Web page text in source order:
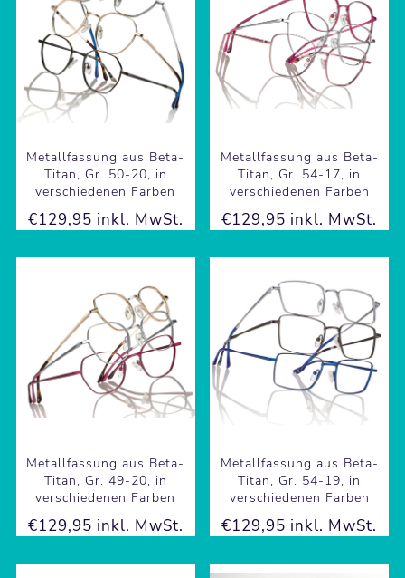
Metallfassung aus Beta-
Titan, Gr. 50-20, in
verschiedenen Farben
€129,95 inkl. MwSt.
Metallfassung aus Beta-
Titan, Gr. 54-17, in
verschiedenen Farben
€129,95 inkl. MwSt.
Metallfassung aus Beta-
Titan, Gr. 49-20, in
verschiedenen Farben
€129,95 inkl. MwSt.
Metallfassung aus Beta-
Titan, Gr. 54-19, in
verschiedenen Farben
€129,95 inkl. MwSt.